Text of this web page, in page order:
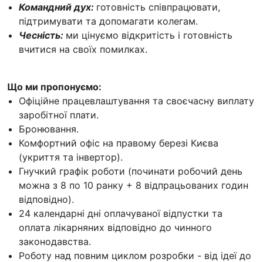
Командний дух: готовність співпрацювати,
підтримувати та допомагати колегам.
Чесність: ми цінуємо відкритість і готовність
вчитися на своїх помилках.
Що ми пропонуємо:
Офіційне працевлаштування та своєчасну виплату
заробітної плати.
Бронювання.
Комфортний офіс на правому березі Києва
(укриття та інвертор).
Гнучкий графік роботи (починати робочий день
можна з 8 по 10 ранку + 8 відпрацьованих годин
відповідно).
24 календарні дні оплачуваної відпустки та
оплата лікарняних відповідно до чинного
законодавства.
Роботу над повним циклом розробки - від ідеї до